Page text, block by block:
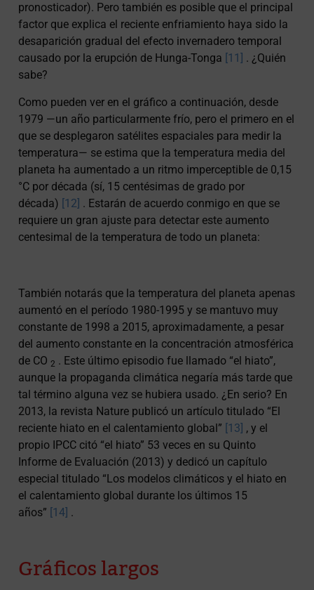
pronosticador). Pero también es posible que el principal
factor que explica el reciente enfriamiento haya sido la
desaparición gradual del efecto invernadero temporal
causado por la erupción de Hunga-Tonga [11]
. ¿Quién
sabe?
Como pueden ver en el gráfico a continuación, desde
1979 —un año particularmente frío, pero el primero en el
que se desplegaron satélites espaciales para medir la
temperatura— se estima que la temperatura media del
planeta ha aumentado a un ritmo imperceptible de 0,15
°C por década (sí, 15 centésimas de grado por
década) [12] . Estarán de acuerdo conmigo en que se
requiere un gran ajuste para detectar este aumento
centesimal de la temperatura de todo un planeta:
También notarás que la temperatura del planeta apenas
aumentó en el período 1980-1995 y se mantuvo muy
constante de 1998 a 2015, aproximadamente, a pesar
del aumento constante en la concentración atmosférica
de CO 2 . Este último episodio fue llamado “el hiato”,
aunque la propaganda climática negaría más tarde que
tal término alguna vez se hubiera usado. ¿En serio? En
2013, la revista Nature publicó un artículo titulado “El
reciente hiato en el calentamiento global” [13] , y el
propio IPCC citó “el hiato” 53 veces en su Quinto
Informe de Evaluación (2013) y dedicó un capítulo
especial titulado “Los modelos climáticos y el hiato en
el calentamiento global durante los últimos 15
años” [14] .
Gráficos largos